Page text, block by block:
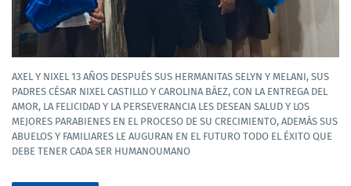
AXEL Y NIXEL 13 AÑOS DESPUÉS SUS HERMANITAS SELYN Y MELANI, SUS
PADRES CÉSAR NIXEL CASTILLO Y CAROLINA BÁEZ, CON LA ENTREGA DEL
AMOR, LA FELICIDAD Y LA PERSEVERANCIA LES DESEAN SALUD Y LOS
MEJORES PARABIENES EN EL PROCESO DE SU CRECIMIENTO, ADEMÁS SUS
ABUELOS Y FAMILIARES LE AUGURAN EN EL FUTURO TODO EL ÉXITO QUE
DEBE TENER CADA SER HUMANOUMANO